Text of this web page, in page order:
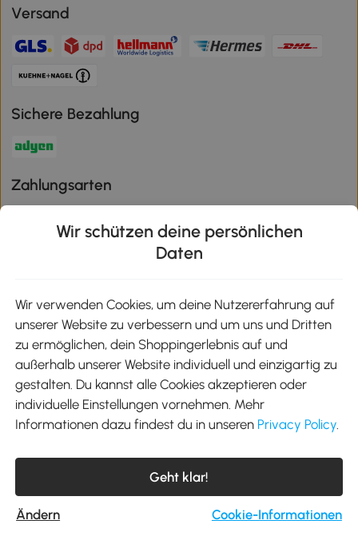
Versand
Sichere Bezahlung
Zahlungsarten
Aosom-App
Google Play
Tel.: +49 40 87408465
kontakt@aosom.de
Telefonservice Mo.-Fr. 9:00-17:30 Uhr
MH Handel GmbH, Wendenstraße 309, 20537 Hamburg
Wir schützen deine persönlichen
Daten
Wir verwenden Cookies, um deine Nutzererfahrung auf
unserer Website zu verbessern und um uns und Dritten
zu ermöglichen, dein Shoppingerlebnis auf und
außerhalb unserer Website individuell und einzigartig zu
gestalten. Du kannst alle Cookies akzeptieren oder
individuelle Einstellungen vornehmen. Mehr
Informationen dazu findest du in unseren Privacy Policy.
Geht klar!
Ändern Cookie-Informationen